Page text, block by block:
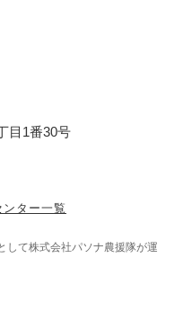
目1番30号
ター一覧
して株式会社パソナ農援隊が運